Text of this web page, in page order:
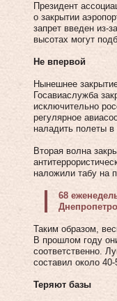
Президент
о закрытии
запрет введен
высотах могут
Не впервой
Нынешнее
Госавиаслужба
исключительно
регулярное
наладить полеты
Вторая волна
наложили табу на
68
Таким образом,
В прошлом году
соответственно.
составил около
Теряют базы